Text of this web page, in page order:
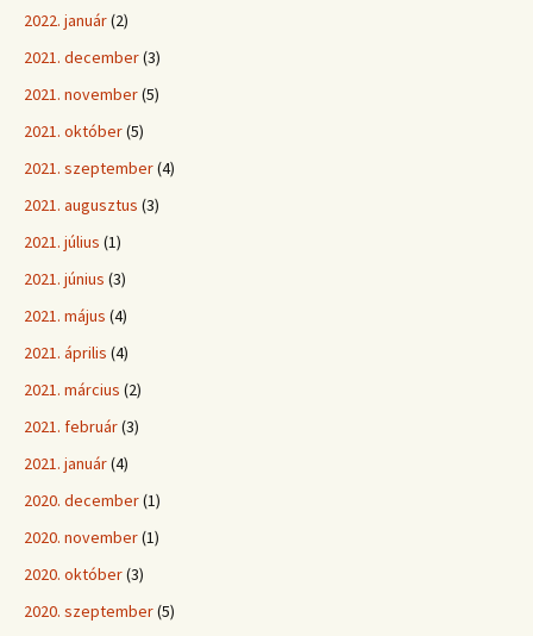
2022. január(2)
2021. december(3)
2021. november(5)
2021. október(5)
2021. szeptember(4)
2021. augusztus (3)
2021. július (1)
2021. június (3)
2021. május (4)
2021. április (4)
2021. március (2)
2021. február(3)
2021. január(4)
2020. december(1)
2020. november(1)
2020. október(3)
2020. szeptember(5)